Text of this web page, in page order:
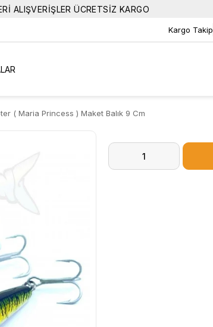
ALIŞVERİŞLER ÜCRETSİZ KARGO
Kargo Takip
( Maria Princess ) Maket Balık 9 Cm